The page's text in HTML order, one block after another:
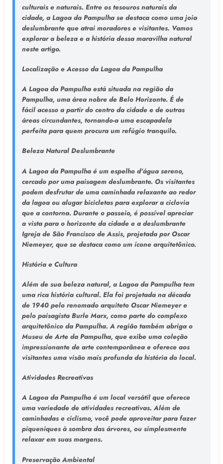
culturais e naturais. Entre os tesouros naturais da
cidade, a Lagoa da Pampulha se destaca como uma joia
deslumbrante que atrai moradores e visitantes. Vamos
explorar a beleza e a história dessa maravilha natural
neste artigo.
Localização e Acesso da Lagoa da Pampulha
A Lagoa da Pampulha está situada na região da
Pampulha, uma área nobre de Belo Horizonte. É de
fácil acesso a partir do centro da cidade e de outras
áreas circundantes, tornando-a uma escapadela
perfeita para quem procura um refúgio tranquilo.
Beleza Natural Deslumbrante
A Lagoa da Pampulha é um espelho d'água sereno,
cercado por uma paisagem deslumbrante. Os visitantes
podem desfrutar de uma caminhada relaxante ao redor
da lagoa ou alugar bicicletas para explorar a ciclovia
que a contorna. Durante o passeio, é possível apreciar
a vista para o horizonte da cidade e a deslumbrante
Igreja de São Francisco de Assis, projetada por Oscar
Niemeyer, que se destaca como um ícone arquitetônico.
História e Cultura
Além de sua beleza natural, a Lagoa da Pampulha tem
uma rica história cultural. Ela foi projetada na década
de 1940 pelo renomado arquiteto Oscar Niemeyer e
pelo paisagista Burle Marx, como parte do complexo
arquitetônico da Pampulha. A região também abriga o
Museu de Arte da Pampulha, que exibe uma coleção
impressionante de arte contemporânea e oferece aos
visitantes uma visão mais profunda da história do local.
Atividades Recreativas
A Lagoa da Pampulha é um local versátil que oferece
uma variedade de atividades recreativas. Além de
caminhadas e ciclismo, você pode aproveitar para fazer
piqueniques à sombra das árvores, ou simplesmente
relaxar em suas margens.
Preservação Ambiental